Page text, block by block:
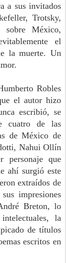
a sus invitados
Trotsky,
sobre México,
el
la muerte. Un
Robles
el autor hizo
escribió, se
cuatro de las
de México de
Nahui Ollín
personaje que
ahí surgió este
extraídos de
impresiones
Breton, lo
la
de títulos
escritos en